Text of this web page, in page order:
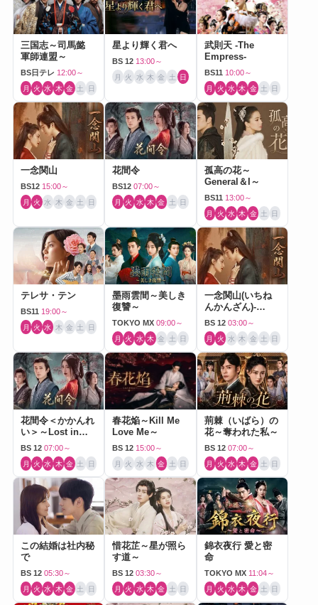
三国志～司馬懿
軍師連盟～
BS日テレ 12:00～
月 火 水 木 金 土 日
星より輝く君へ
BS 12 13:00～
月 火 水 木 金 土 日
武則天 -The
Empress-
BS11 10:00～
月 火 水 木 金 土 日
一念関山
BS12 15:00～
月 火 水 木 金 土 日
花間令
BS12 07:00～
月 火 水 木 金 土 日
孤高の花～
General＆I～
BS11 13:00～
月 火 水 木 金 土 日
テレサ・テン
BS11 19:00～
月 火 水 木 金 土 日
墨雨雲間～美しき
復讐～
TOKYO MX 09:00～
月 火 水 木 金 土 日
一念関山(いちね
んかんざん)-
Journey to Love-
BS 12 03:00～
月 火 水 木 金 土 日
花間令＜かかんれ
い＞～Lost in
Love～
BS 12 07:00～
月 火 水 木 金 土 日
春花焔～Kill Me
Love Me～
BS 12 15:00～
月 火 水 木 金 土 日
荊棘（いばら）の
花～奪われた私～
BS 12 07:00～
月 火 水 木 金 土 日
この結婚は社内秘
で
BS 12 05:30～
月 火 水 木 金 土 日
惜花芷～星が照ら
す道～
BS 12 03:30～
月 火 水 木 金 土 日
錦衣夜行 愛と密
命
TOKYO MX 11:04～
月 火 水 木 金 土 日